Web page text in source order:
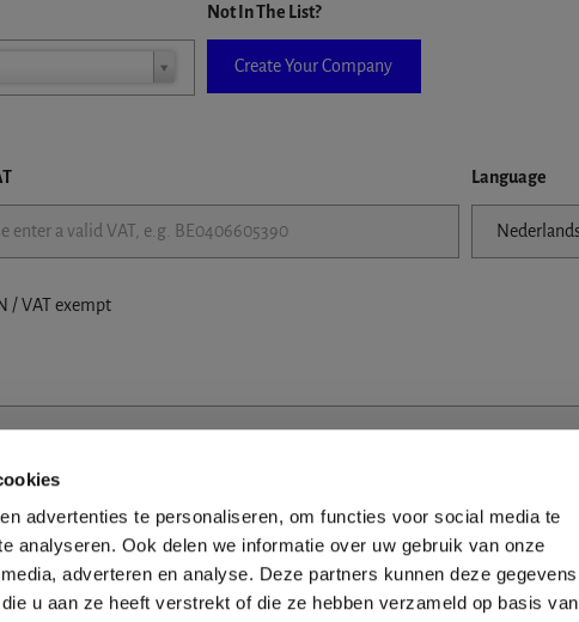
advertenties te personaliseren, om functies voor social media te
analyseren. Ook delen we informatie over uw gebruik van onze
adverteren en analyse. Deze partners kunnen deze gegevens
u aan ze heeft verstrekt of die ze hebben verzameld op basis van
Not In The List?
Create Your Company
Language
/ VAT exempt